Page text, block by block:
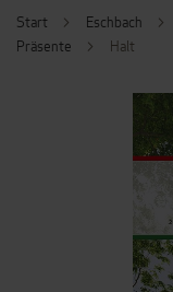
Start Eschbach
Präsente
Halt